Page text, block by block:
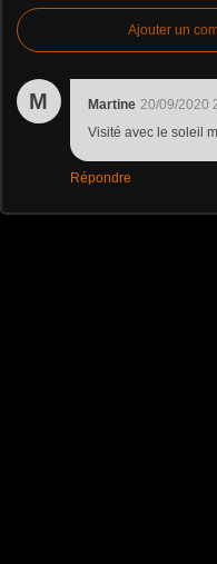
Ajouter un
M Martine 20/09/2020
Visité avec le soleil
Répondre